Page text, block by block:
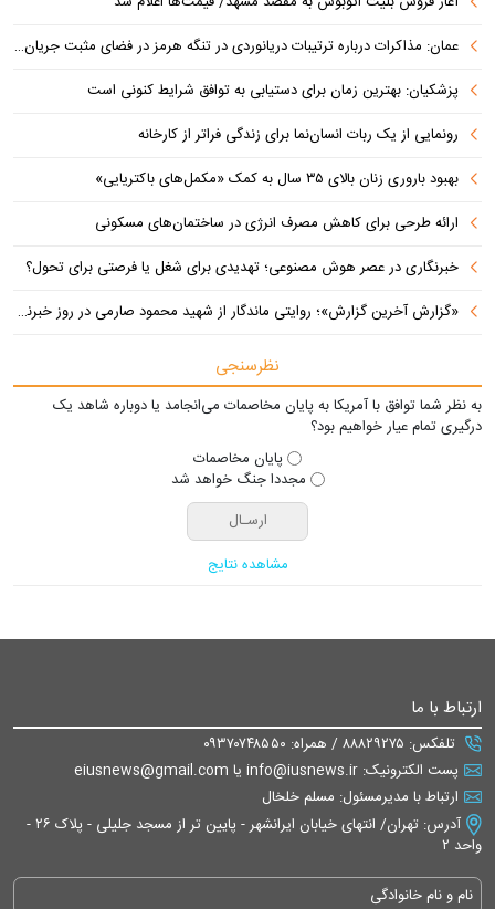
عمان: مذاکرات درباره ترتیبات دریانوردی در تنگه هرمز در فضای مثبت جریان دارد
پزشکیان‌: بهترین زمان برای دستیابی به توافق شرایط کنونی است
رونمایی از یک ربات انسان‌نما برای زندگی فراتر از کارخانه
بهبود باروری زنان بالای ۳۵ سال به کمک «مکمل‌های باکتریایی»
ارائه طرحی برای کاهش مصرف انرژی در ساختمان‌های مسکونی
خبرنگاری در عصر هوش مصنوعی؛ تهدیدی برای شغل یا فرصتی برای تحول؟
«گزارش آخرین گزارش»؛ روایتی ماندگار از شهید محمود صارمی در روز خبرنگار
نظرسنجی
به نظر شما توافق با آمریکا به پایان مخاصمات می‌انجامد یا دوباره شاهد یک
درگیری تمام عیار خواهیم بود؟
پایان مخاصمات
مجددا جنگ خواهد شد
مشاهده نتایج
ارتباط با ما
تلفکس: ۸۸۸۲۹۲۷۵ / همراه: ۰۹۳۷۰۷۴۸۵۵۰
پست الکترونیک: info@iusnews.ir یا eiusnews@gmail.com
ارتباط با مدیرمسئول: مسلم خلخال
آدرس: تهران/ انتهای خیابان ایرانشهر - پایین تر از مسجد جلیلی - پلاک ۲۶ -
واحد ۲